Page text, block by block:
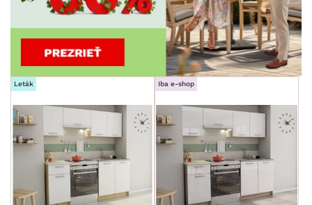
Leták Iba e-shop